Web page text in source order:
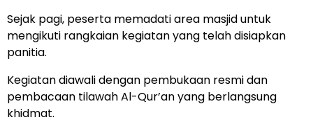
Sejak pagi, peserta memadati area masjid untuk
mengikuti rangkaian kegiatan yang telah disiapkan
panitia.
Kegiatan diawali dengan pembukaan resmi dan
pembacaan tilawah Al-Qur’an yang berlangsung
khidmat.